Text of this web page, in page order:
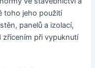
toho jeho použití
panelů a izolací,
zřícením při vypuknutí